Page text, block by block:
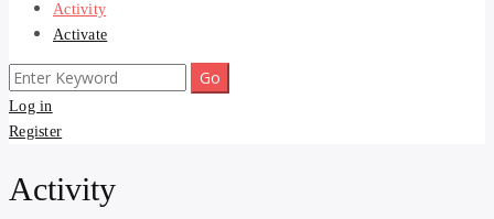
Activity
Activate
Search
for:
Log in
Register
Activity